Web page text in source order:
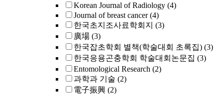
Korean Journal of Radiology (4)
Journal of breast cancer (4)
한국초지조사료학회지 (3)
廣場 (3)
한국잡초학회 별책(학술대회 초록집) (3)
한국응용곤충학회 학술대회논문집 (3)
Entomological Research (2)
과학과 기술 (2)
電子振興 (2)